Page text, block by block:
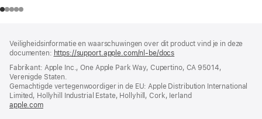
Veiligheidsinformatie en waarschuwingen over dit product vind je in deze
documenten: https://support.apple.com/nl-be/docs
nieuw
geopend)
Fabrikant: Apple Inc., One Apple Park Way, Cupertino, CA 95014,
Verenigde Staten.
Gemachtigde vertegenwoordiger in de EU: Apple Distribution International
Limited, Hollyhill Industrial Estate, Hollyhill, Cork, Ierland
apple.com(wordt